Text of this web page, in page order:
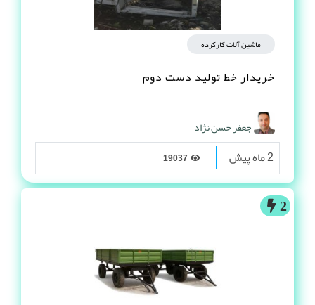
ماشین آلات کارکرده
خریدار خط تولید دست دوم
جعفر حسن نژاد
2 ماه پیش
2